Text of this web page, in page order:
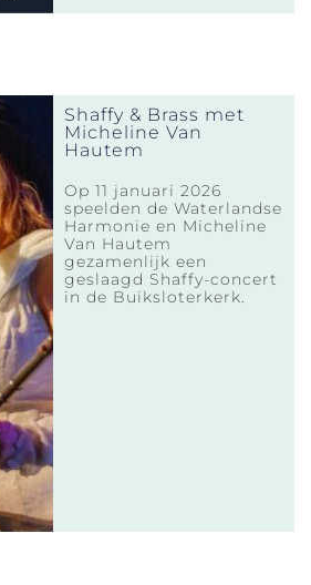
Shaffy & Brass met
Micheline Van
Hautem
Op 11 januari 2026
speelden de Waterlandse
Harmonie en Micheline
Van Hautem
gezamenlijk een
geslaagd Shaffy-concert
in de Buiksloterkerk.